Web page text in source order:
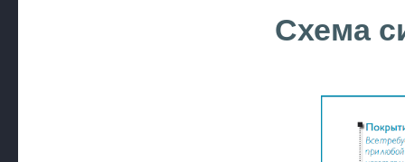
Схема